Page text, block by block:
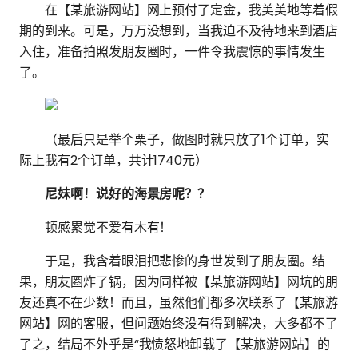
在【某旅游网站】网上预付了定金，我美美地等着假
期的到来。可是，万万没想到，当我迫不及待地来到酒店
入住，准备拍照发朋友圈时，一件令我震惊的事情发生
了。
（最后只是举个栗子，做图时就只放了1个订单，实
际上我有2个订单，共计1740元）
尼妹啊！说好的海景房呢？？
顿感累觉不爱有木有！
于是，我含着眼泪把悲惨的身世发到了朋友圈。结
果，朋友圈炸了锅，因为同样被【某旅游网站】网坑的朋
友还真不在少数！而且，虽然他们都多次联系了【某旅游
网站】网的客服，但问题始终没有得到解决，大多都不了
了之，结局不外乎是“我愤怒地卸载了【某旅游网站】的